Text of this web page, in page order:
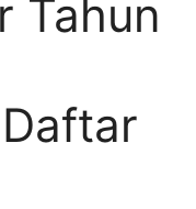
Tahun